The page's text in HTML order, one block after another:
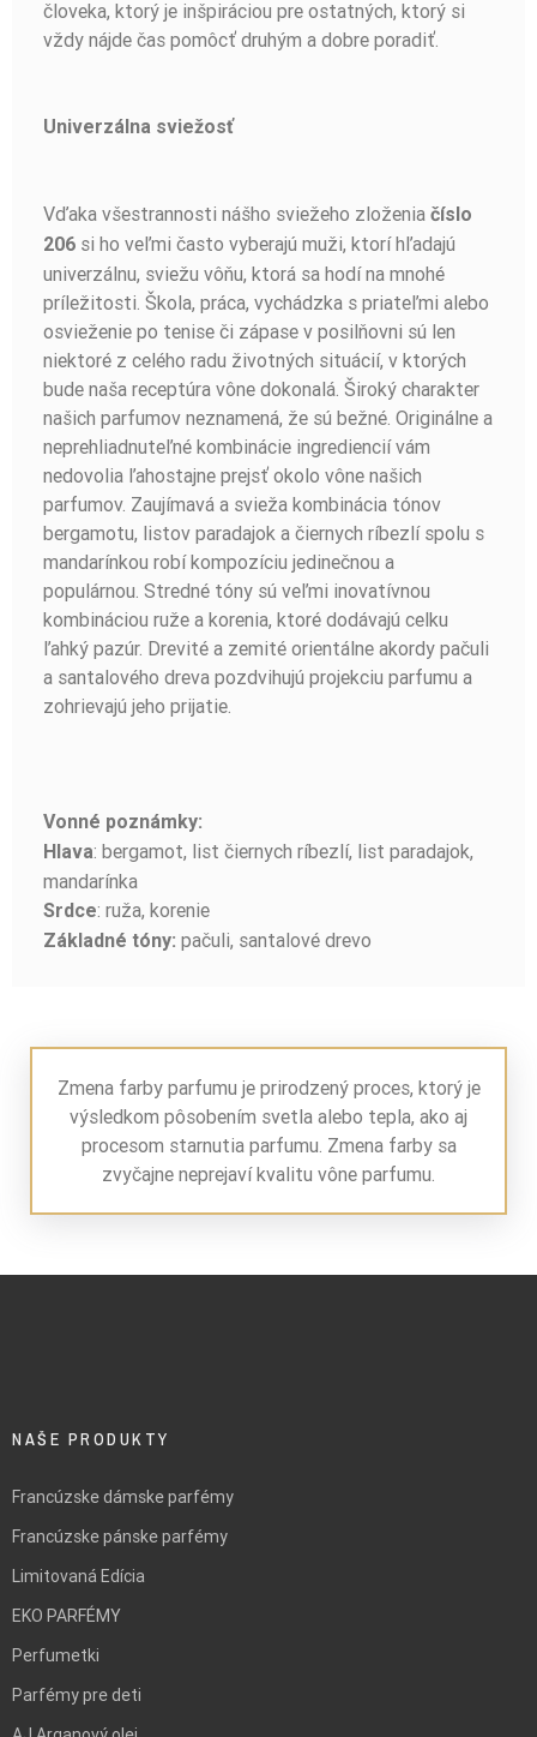
človeka, ktorý je inšpiráciou pre ostatných, ktorý si
vždy nájde čas pomôcť druhým a dobre poradiť.
Univerzálna sviežosť
Vďaka všestrannosti nášho sviežeho zloženia číslo
206 si ho veľmi často vyberajú muži, ktorí hľadajú
univerzálnu, sviežu vôňu, ktorá sa hodí na mnohé
príležitosti. Škola, práca, vychádzka s priateľmi alebo
osvieženie po tenise či zápase v posilňovni sú len
niektoré z celého radu životných situácií, v ktorých
bude naša receptúra ​​vône dokonalá. Široký charakter
našich parfumov neznamená, že sú bežné. Originálne a
neprehliadnuteľné kombinácie ingrediencií vám
nedovolia ľahostajne prejsť okolo vône našich
parfumov. Zaujímavá a svieža kombinácia tónov
bergamotu, listov paradajok a čiernych ríbezlí spolu s
mandarínkou robí kompozíciu jedinečnou a
populárnou. Stredné tóny sú veľmi inovatívnou
kombináciou ruže a korenia, ktoré dodávajú celku
ľahký pazúr. Drevité a zemité orientálne akordy pačuli
a santalového dreva pozdvihujú projekciu parfumu a
zohrievajú jeho prijatie.
Vonné poznámky:
Hlava: bergamot, list čiernych ríbezlí, list paradajok,
mandarínka
Srdce: ruža, korenie
Základné tóny: pačuli, santalové drevo
Zmena farby parfumu je prirodzený proces, ktorý je
výsledkom pôsobením svetla alebo tepla, ako aj
procesom starnutia parfumu. Zmena farby sa
zvyčajne neprejaví kvalitu vône parfumu.
NAŠE PRODUKTY
Francúzske dámske parfémy
Francúzske pánske parfémy
Limitovaná Edícia
EKO PARFÉMY
Perfumetki
Parfémy pre deti